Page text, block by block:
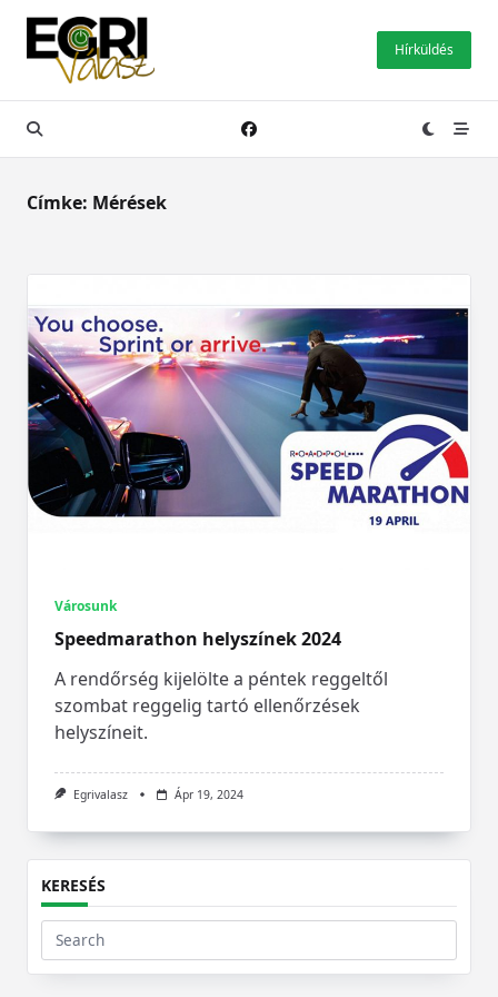
Skip
content
Hírküldés
Címke: Mérések
Városunk
Speedmarathon helyszínek 2024
A rendőrség kijelölte a péntek reggeltől
szombat reggelig tartó ellenőrzések
helyszíneit.
Egrivalasz Ápr 19, 2024
KERESÉS
Search
for: